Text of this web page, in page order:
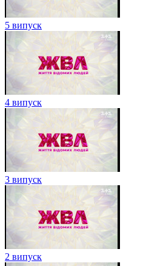
5 випуск
4 випуск
3 випуск
2 випуск